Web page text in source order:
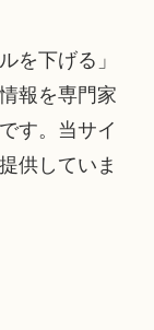
を下げる」
報を専門家
す。当サイ
供していま